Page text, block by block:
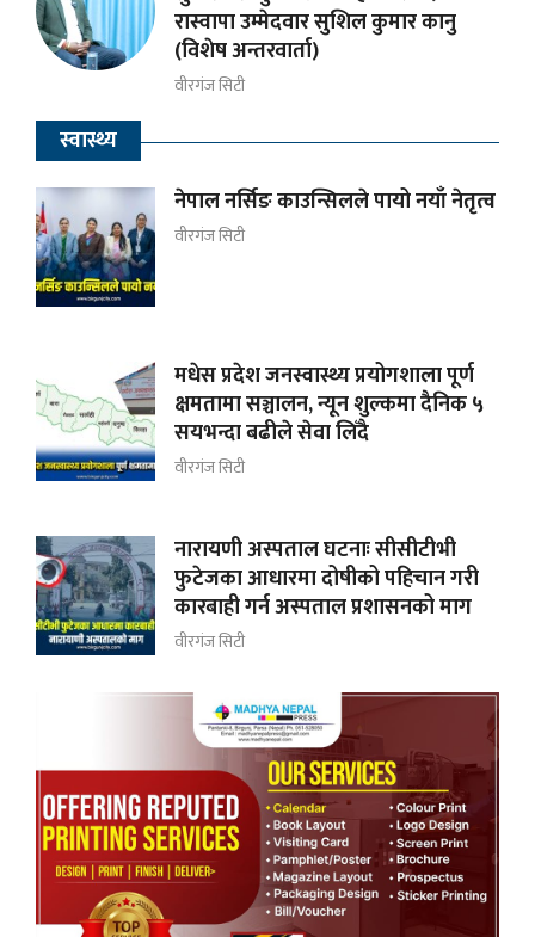
रास्वापा उम्मेदवार सुशिल कुमार कानु
(विशेष अन्तरवार्ता)
वीरगंज सिटी
स्वास्थ्य
नेपाल नर्सिङ काउन्सिलले पायो नयाँ नेतृत्व
वीरगंज सिटी
मधेस प्रदेश जनस्वास्थ्य प्रयोगशाला पूर्ण
क्षमतामा सञ्चालन, न्यून शुल्कमा दैनिक ५
सयभन्दा बढीले सेवा लिँदै
वीरगंज सिटी
नारायणी अस्पताल घटनाः सीसीटीभी
फुटेजका आधारमा दोषीको पहिचान गरी
कारबाही गर्न अस्पताल प्रशासनको माग
वीरगंज सिटी